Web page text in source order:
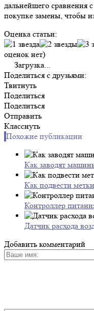
дальнейшего сравнения
покупке замены, чтобы
Оценка статьи:
оценок нет)
Загрузка...
Поделиться с друзьями:
Твитнуть
Поделиться
Поделиться
Отправить
Класснуть
Похожие публикации
Как заводят
Как подвести
Контроллер
Датчик расхода
Добавить комментарий